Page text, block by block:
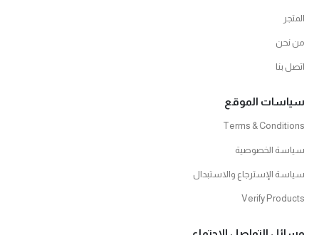
المتجر
من نحن
اتصل بنا
سياسات الموقع
Terms & Conditions
سياسة الخصوصية
سياسة الإسترجاع والاستبدال
Verify Products